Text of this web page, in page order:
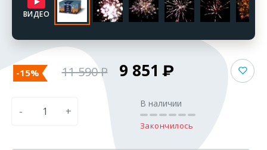
ВИДЕО
-15% 11 590 9 851
- +
В наличии
Закончилось